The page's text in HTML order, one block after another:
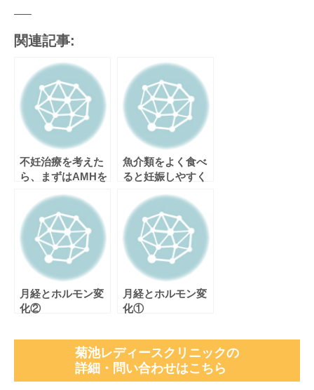
—–
関連記事:
不妊治療を考えた
ら、まずはAMHを
魚介類をよく食べ
ると妊娠しやすく
月経とホルモン変
化②
月経とホルモン変
化①
菊池レディースクリニックの
詳細・問い合わせはこちら